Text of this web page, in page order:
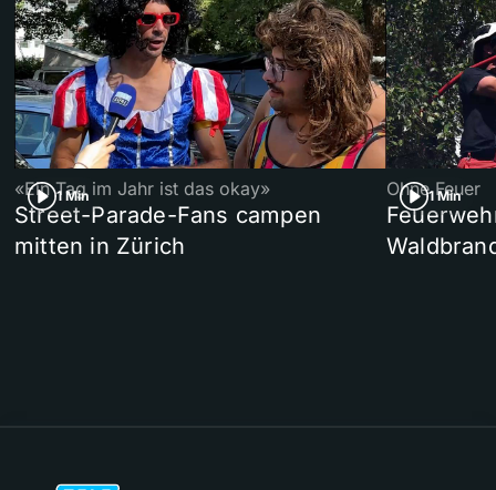
1 Min
«Ein Tag im Jahr ist das okay»
Street-Parade-Fans campen
mitten in Zürich
1 Min
Ohne Feuer